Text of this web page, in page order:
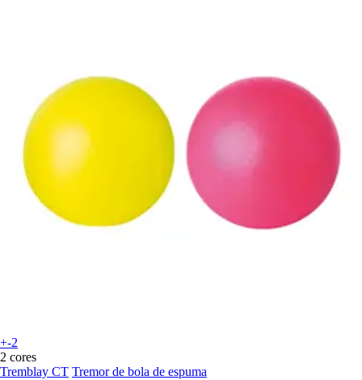
+-2
2 cores
Tremblay CT Tremor de bola de espuma